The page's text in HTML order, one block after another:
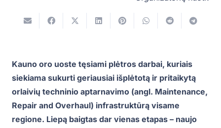
Kauno oro uoste tęsiami plėtros darbai, kuriais
siekiama sukurti geriausiai išplėtotą ir pritaikytą
orlaivių techninio aptarnavimo (angl. Maintenance,
Repair and Overhaul) infrastruktūrą visame
regione. Liepą baigtas dar vienas etapas – naujo